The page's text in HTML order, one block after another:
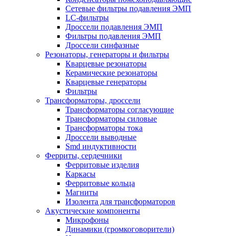
Сетевые фильтры подавления ЭМП
LC-фильтры
Дроссели подавления ЭМП
Фильтры подавления ЭМП
Дроссели синфазные
Резонаторы, генераторы и фильтры
Кварцевые резонаторы
Керамические резонаторы
Кварцевые генераторы
Фильтры
Трансформаторы, дроссели
Трансформаторы согласующие
Трансформаторы силовые
Трансформаторы тока
Дроссели выводные
Smd индуктивности
Ферриты, сердечники
Ферритовые изделия
Каркасы
Ферритовые кольца
Магниты
Изолента для трансформаторов
Акустические компоненты
Микрофоны
Динамики (громкоговорители)